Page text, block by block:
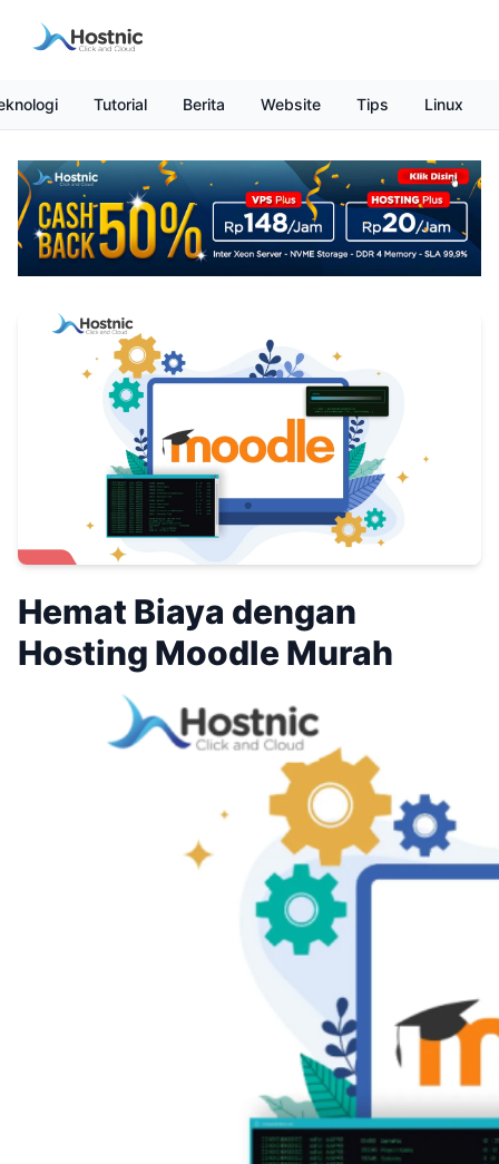
Tutorial Berita Website Tips Linux
Hemat Biaya dengan
Hosting Moodle Murah